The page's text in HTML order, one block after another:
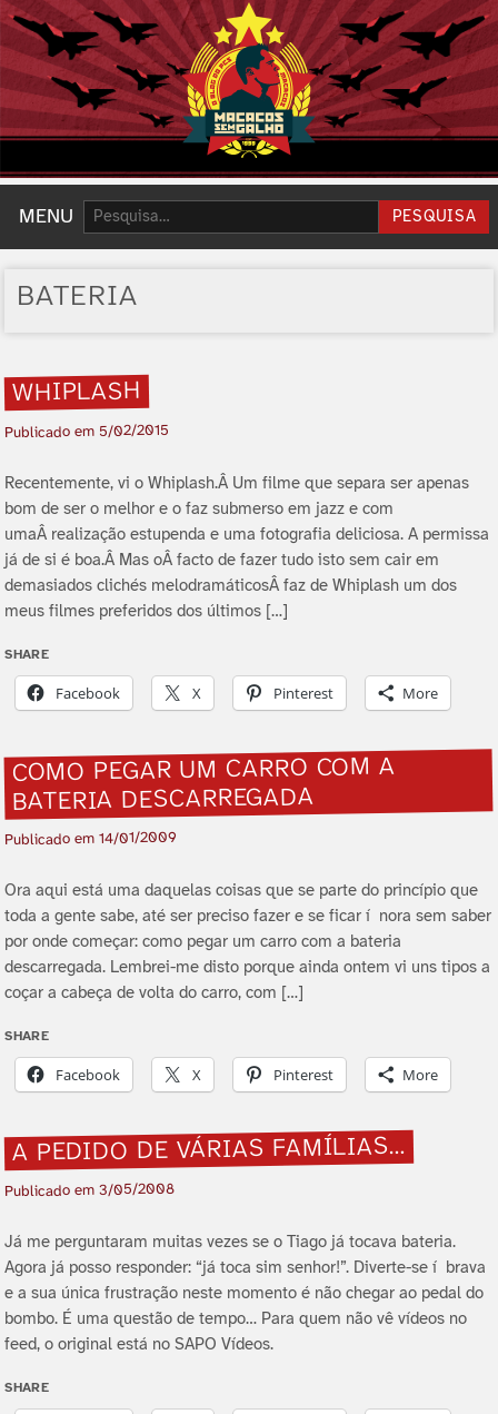
MENU Pesquisar: PESQUISA
BATERIA
WHIPLASH
Publicado em 5/02/2015
Recentemente, vi o Whiplash.Â Um filme que separa ser apenas
bom de ser o melhor e o faz submerso em jazz e com
umaÂ realização estupenda e uma fotografia deliciosa. A permissa
já de si é boa.Â Mas oÂ facto de fazer tudo isto sem cair em
demasiados clichés melodramáticosÂ faz de Whiplash um dos
meus filmes preferidos dos últimos […]
SHARE
Facebook X Pinterest More
COMO PEGAR UM CARRO COM A
BATERIA DESCARREGADA
Publicado em14/01/2009
Ora aqui está uma daquelas coisas que se parte do princí­pio que
toda a gente sabe, até ser preciso fazer e se ficar í nora sem saber
por onde começar: como pegar um carro com a bateria
descarregada. Lembrei-me disto porque ainda ontem vi uns tipos a
coçar a cabeça de volta do carro, com […]
SHARE
Facebook X Pinterest More
A PEDIDO DE VÁRIAS FAMÍ­LIAS…
Publicado em3/05/2008
Já me perguntaram muitas vezes se o Tiago já tocava bateria.
Agora já posso responder: “já toca sim senhor!”. Diverte-se í brava
e a sua única frustração neste momento é não chegar ao pedal do
bombo. É uma questão de tempo… Para quem não vê ví­deos no
feed, o original está no SAPO Ví­deos.
SHARE